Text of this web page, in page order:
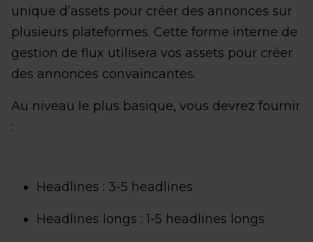
unique d’assets pour créer des annonces sur
plusieurs plateformes. Cette forme interne de
gestion de flux utilisera vos assets pour créer
des annonces convaincantes.
Au niveau le plus basique, vous devrez fournir
:
Headlines : 3-5 headlines
Headlines longs : 1-5 headlines longs